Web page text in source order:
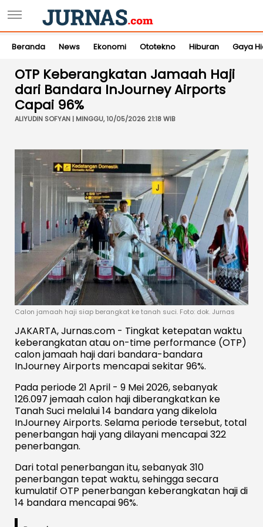
Beranda News Ekonomi Ototekno Hiburan Gaya
OTP Keberangkatan Jamaah Haji
dari Bandara InJourney Airports
Capai 96%
ALIYUDIN SOFYAN | MINGGU, 10/05/2026 21:18 WIB
Calon jamaah haji siap berangkat ke tanah suci. Foto: dok. Jurnas
JAKARTA, Jurnas.com - Tingkat ketepatan waktu
keberangkatan atau on-time performance (OTP)
calon jamaah haji dari bandara-bandara
InJourney Airports mencapai sekitar 96%.
Pada periode 21 April - 9 Mei 2026, sebanyak
126.097 jemaah calon haji diberangkatkan ke
Tanah Suci melalui 14 bandara yang dikelola
InJourney Airports. Selama periode tersebut, total
penerbangan haji yang dilayani mencapai 322
penerbangan.
Dari total penerbangan itu, sebanyak 310
penerbangan tepat waktu, sehingga secara
kumulatif OTP penerbangan keberangkatan haji di
14 bandara mencapai 96%.